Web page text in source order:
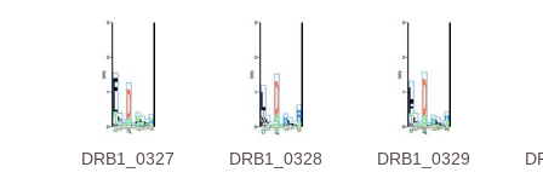
DRB1_0327 DRB1_0328 DRB1_0329